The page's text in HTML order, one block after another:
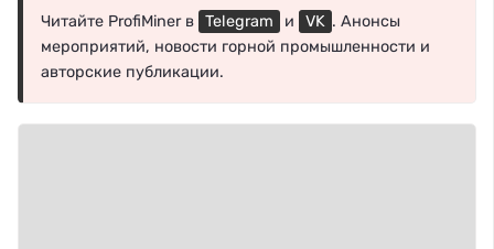
Читайте ProfiMiner в Telegram и VK . Анонсы
мероприятий, новости горной промышленности и
авторские публикации.